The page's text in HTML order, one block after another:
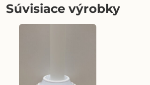
Súvisiace výrobky